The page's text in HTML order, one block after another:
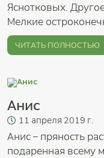
Яснотковых.
Мелкие
ЧИТАТЬ ПОЛНОСТЬЮ
Анис
11 апреля 2019 г.
Анис – пряность
подаренная всему